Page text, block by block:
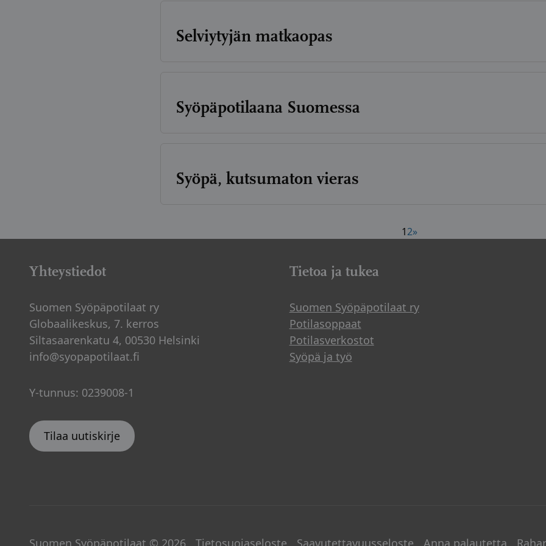
Selviytyjän matkaopas
Syöpäpotilaana Suomessa
Syöpä, kutsumaton vieras
Artikkelien
12»
Yhteystiedot
Suomen Syöpäpotilaat ry
Globaalikeskus, 7. kerros
Siltasaarenkatu 4, 00530 Helsinki
info@syopapotilaat.fi
Y-tunnus: 0239008-1
Tilaa uutiskirje
Tietoa ja tukea
Suomen Syöpäpotilaat ry
Potilasoppaat
Potilasverkostot
Syöpä ja työ
Suomen Syöpäpotilaat © 2026 Tietosuojaseloste Saavutettavuusseloste Anna palautetta